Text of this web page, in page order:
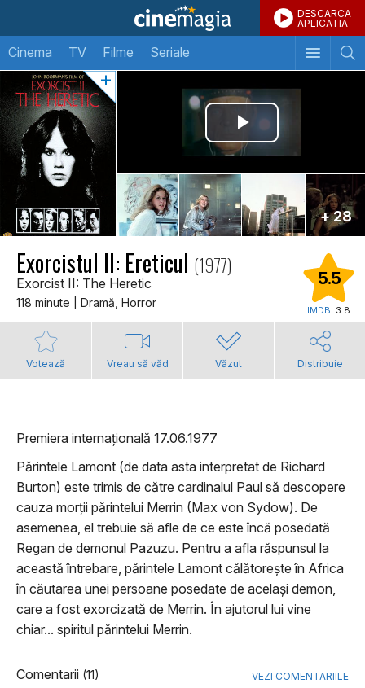
DESCARCA
APLICATIA
Cinema TV Filme Seriale
+ 28
Exorcistul II: Ereticul (1977)
Exorcist II: The Heretic
118 minute | Dramă, Horror
5.5
IMDB: 3.8
Votează Vreau să văd Văzut Distribuie
Premiera internațională 17.06.1977
Părintele Lamont (de data asta interpretat de Richard
Burton) este trimis de către cardinalul Paul să descopere
cauza morții părintelui Merrin (Max von Sydow). De
asemenea, el trebuie să afle de ce este încă posedată
Regan de demonul Pazuzu. Pentru a afla răspunsul la
această întrebare, părintele Lamont călătorește în Africa
în căutarea unei persoane posedate de același demon,
care a fost exorcizată de Merrin. În ajutorul lui vine
chiar... spiritul părintelui Merrin.
Comentarii (11) VEZI COMENTARIILE